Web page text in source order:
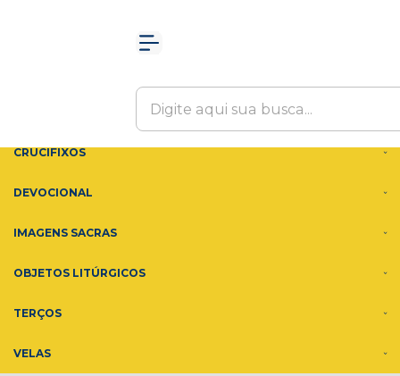
CRUCIFIXOS
DEVOCIONAL
IMAGENS SACRAS
OBJETOS LITÚRGICOS
TERÇOS
VELAS